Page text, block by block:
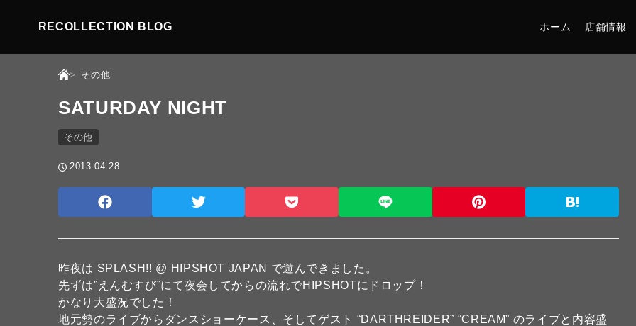
RECOLLECTION BLOG ホーム 店舗情報
その他
SATURDAY NIGHT
その他
2013.04.28
昨夜は SPLASH!! @ HIPSHOT JAPAN で遊んできました。
先ずは”えんむすび”にて夜会してからの流れでHIPSHOTにドロップ！
かなり大盛況でした！
地元勢のライブからダンスショーケース、そしてゲスト “DARTHREIDER” “CREAM” のライブと内容盛